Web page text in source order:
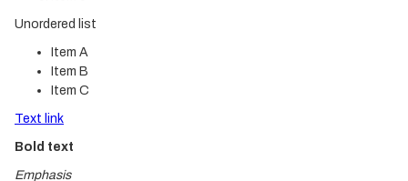
Unordered list
Item A
Item B
Item C
Text link
Bold text
Emphasis